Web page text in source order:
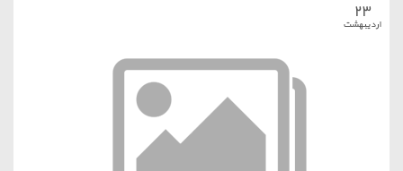
۲۳
اردیبهشت